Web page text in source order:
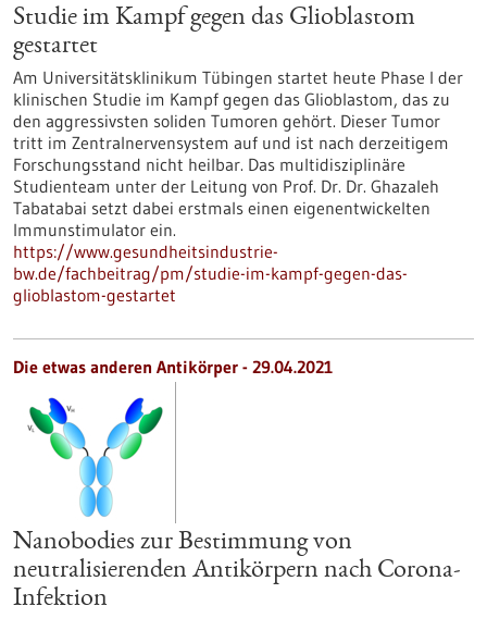
Studie im Kampf gegen das Glioblastom
gestartet
Am Universitätsklinikum Tübingen startet heute Phase I der
klinischen Studie im Kampf gegen das Glioblastom, das zu
den aggressivsten soliden Tumoren gehört. Dieser Tumor
tritt im Zentralnervensystem auf und ist nach derzeitigem
Forschungsstand nicht heilbar. Das multidisziplinäre
Studienteam unter der Leitung von Prof. Dr. Dr. Ghazaleh
Tabatabai setzt dabei erstmals einen eigenentwickelten
Immunstimulator ein.
https://www.gesundheitsindustrie-
bw.de/fachbeitrag/pm/studie-im-kampf-gegen-das-
glioblastom-gestartet
Die etwas anderen Antikörper - 29.04.2021
Nanobodies zur Bestimmung von
neutralisierenden Antikörpern nach Corona-
Infektion